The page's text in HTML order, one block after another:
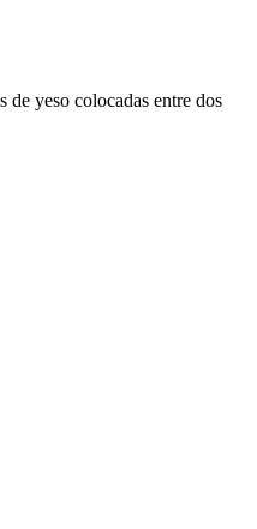
yeso colocadas entre dos